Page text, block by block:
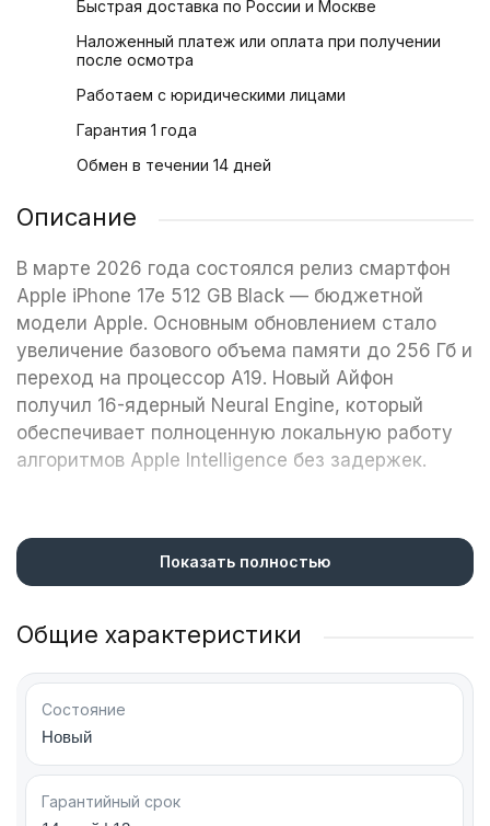
Быстрая доставка по России и Москве
Наложенный платеж или оплата при получении
после осмотра
Работаем с юридическими лицами
Гарантия 1 года
Обмен в течении 14 дней
Описание
В марте 2026 года состоялся релиз cмартфон
Apple iPhone 17e 512 GB Black — бюджетной
модели Apple. Основным обновлением стало
увеличение базового объема памяти до 256 Гб и
переход на процессор A19. Новый Айфон
получил 16-ядерный Neural Engine, который
обеспечивает полноценную локальную работу
алгоритмов Apple Intelligence без задержек.
Яркий экран и дополнительная броня
Размер дисплея Super Retina XDR с OLED-
стекло Ceramic Shield 2 на передней панели в
три раза устойчивее к появлению царапин по
сравнению с прошлым поколением. На левой
грани расположена настраиваемая кнопка
Action Button для быстрого вызова нужных
функций.
Характеристики экрана:
Показать полностью
Общие характеристики
Состояние
Новый
Гарантийный срок